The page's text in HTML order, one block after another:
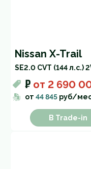
Nissan X-Trail
SE2.0 CVT (144 л.с.)
₽ от 2 690
от 44 845 руб/
В Trade-in